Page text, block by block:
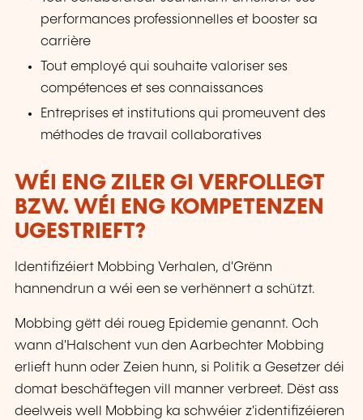
performances professionnelles et booster sa
carrière
Tout employé qui souhaite valoriser ses
compétences et ses connaissances
Entreprises et institutions qui promeuvent des
méthodes de travail collaboratives
WÉI ENG ZILER GI VERFOLLEGT
BZW. WÉI ENG KOMPETENZEN
UGESTRIEFT?
Identifizéiert Mobbing Verhalen, d'Grënn
hannendrun a wéi een se verhënnert a schützt.
Mobbing gëtt déi roueg Epidemie genannt. Och
wann d'Halschent vun den Aarbechter Mobbing
erlieft hunn oder Zeien hunn, si Politik a Gesetzer déi
domat beschäftegen vill manner verbreet. Dëst ass
deelweis well Mobbing ka schwéier z'identifizéieren